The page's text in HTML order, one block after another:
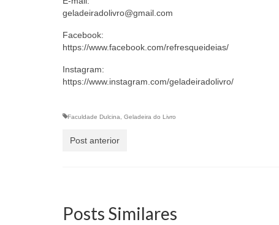
geladeiradolivro@gmail.com
Facebook:
https://www.facebook.com/refresqueideias/
Instagram:
https://www.instagram.com/geladeiradolivro/
Faculdade Dulcina Geladeira do Livro
Post anterior
Posts Similares